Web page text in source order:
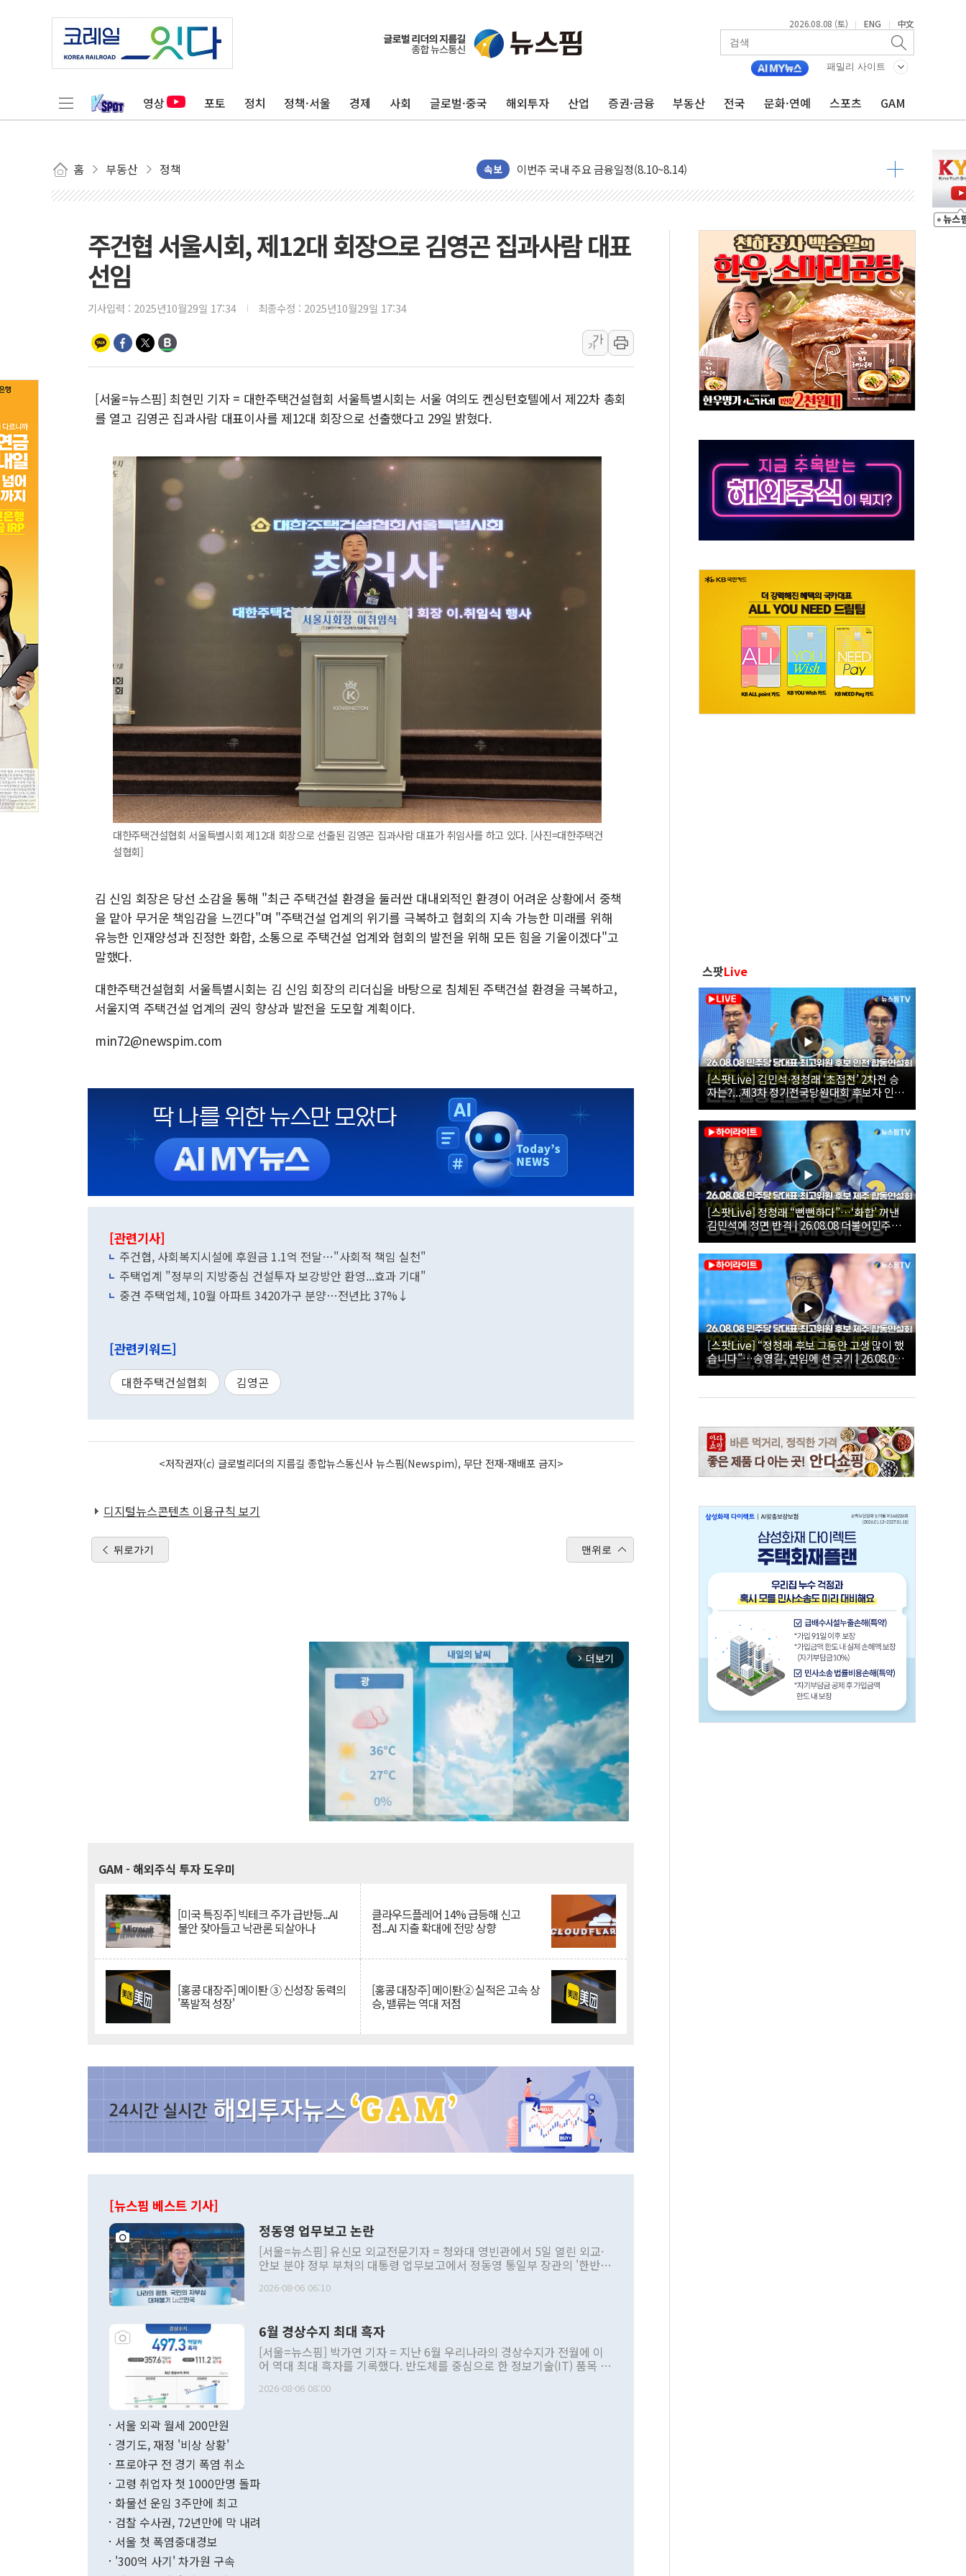
2026.08.08 (토) | ENG | 中文
패밀리 사이트
영상 포토 정치 정책·서울 경제 사회 글로벌·중국 해외투자 산업 증권·금융 부동산 전국 문화·연예 스포츠 GAM
홈 부동산 정책 속보
[속보] 민주, 인천 경선 결과 발표...김민석 45.09% 정청래 43.27% 송영길 11.63%
[속보] 민주, 제주 경선 결과 발표...김민석 52.64% 정청래 39.89% 송영길 7.47%
美, 이란전 출구전략 만지작…공습 한계·탄약 부족 현실화
강릉·동해·삼척 시간당 최대 50㎜ 폭우…강원 동해안 강한 비 이어져
서울 중랑구 주택가서 흉기 난동…60대 남성 2명 숨져
李대통령 "결혼 때문에 손해 보는 일 없게"…'결혼 페널티' 22개 과제 손본다
여수 오동도 인근 해상서 모터보트 전복…1명 사망·1명 실종
추미애, '위안부' 피해자 기림의 날 참석..."국제적 시민 연대로 목소리 내야"
인천 선재도 갯벌서 해루질 중 실종 60대 나흘만에 숨진 채 발견
인천서 말다툼 중 어머니 흉기 살해 10대 아들 체포
'화합' 꺼낸 김민석에 '뻔뻔' 받아친 정청래…제주 연설서 신경전 고조
李대통령, ISA 개편 재검토 지시…與 "적극 환영"·野 "졸속 국정"
동해중부 전 해상 풍랑주의보…10일까지 최대 3.5m 높은 물결
인제 용대리 계곡서 수위 상승으로 피서객 7명 고립…전원 구조
동해시, 11~14일 '별똥별 멍' 운영…페르세우스 유성우 관측
강원 중·남부 동해안 시간당 50mm 이상 폭우…호우경보 발효
주건협 서울시회, 제12대 회장으로 김영곤 집과사람 대표
선임
기사입력 : 2025년10월29일 17:34 최종수정 : 2025년10월29일 17:34
가
가
[서울=뉴스핌] 최현민 기자 = 대한주택건설협회 서울특별시회는 서울 여의도 켄싱턴호텔에서 제22차 총회
를 열고 김영곤 집과사람 대표이사를 제12대 회장으로 선출했다고 29일 밝혔다.
대한주택건설협회 서울특별시회 제12대 회장으로 선출된 김영곤 집과사람 대표가 취임사를 하고 있다. [사진=대한주택건
설협회]
김 신임 회장은 당선 소감을 통해 "최근 주택건설 환경을 둘러싼 대내외적인 환경이 어려운 상황에서 중책
을 맡아 무거운 책임감을 느낀다"며 "주택건설 업계의 위기를 극복하고 협회의 지속 가능한 미래를 위해
유능한 인재양성과 진정한 화합, 소통으로 주택건설 업계와 협회의 발전을 위해 모든 힘을 기울이겠다"고
말했다.
대한주택건설협회 서울특별시회는 김 신임 회장의 리더십을 바탕으로 침체된 주택건설 환경을 극복하고,
서울지역 주택건설 업계의 권익 향상과 발전을 도모할 계획이다.
min72@newspim.com
[관련기사]
주건협, 사회복지시설에 후원금 1.1억 전달…"사회적 책임 실천"
주택업계 "정부의 지방중심 건설투자 보강방안 환영...효과 기대"
중견 주택업체, 10월 아파트 3420가구 분양…전년比 37%↓
[관련키워드]
대한주택건설협회 김영곤
<저작권자(c) 글로벌리더의 지름길 종합뉴스통신사 뉴스핌(Newspim), 무단 전재-재배포 금지>
디지털뉴스콘텐츠 이용규칙 보기
뒤로가기 맨위로
arrow_forward_ios 더보기
GAM - 해외주식 투자 도우미
[미국 특징주] 빅테크 주가 급반등...AI
불안 잦아들고 낙관론 되살아나
클라우드플레어 14% 급등해 신고
점...AI 지출 확대에 전망 상향
[홍콩 대장주] 메이퇀 ③ 신성장 동력의
'폭발적 성장'
[홍콩 대장주] 메이퇀② 실적은 고속 상
승, 밸류는 역대 저점
[뉴스핌 베스트 기사]
정동영 업무보고 논란
[서울=뉴스핌] 유신모 외교전문기자 = 청와대 영빈관에서 5일 열린 외교·
안보 분야 정부 부처의 대통령 업무보고에서 정동영 통일부 장관의 '한반도
발언 중에는 정부 내 조율을 거치지 않은 사안을 정책으로 추진하겠다고 공
주의적 희망에 근거한 비현실적 구상'이라는 비판을 내놨다. 그동안 정 장
관의 대북 정책 관련 발언이 물의를 빚은 적은 여러 번 있지만 대통령과 유
관 부처 장관이 공개적으로 부정적 입장을 표명한 것은 이례적이다. 정 장
관의 무리한 대북 접근법과 월권을 제어해야 한다는 목소리도 높아지고 있
다. [정동영 통일부 장관이 지난달 23일 오후 서울 종로구 정부서울청사에
무너졌다고도 했다. 또 "현 시점에서 흘러간 선(先)비핵화만 되뇌는 것은
함께 4자 대화의 동력을 확보하기 위해 최선을 다할 것"이라고 말했다. 하
2026-08-06 06:10
6월 경상수지 최대 흑자
[서울=뉴스핌] 박가연 기자 = 지난 6월 우리나라의 경상수지가 전월에 이
어 역대 최대 흑자를 기록했다. 반도체를 중심으로 한 정보기술(IT) 품목 수
료=한국은행] 한국은행이 6일 발표한 '2026년 6월 국제수지(잠정)'에 따르
며 월간 기준 처음으로 1000억달러를 넘어섰다. 상품수입은 644억8000만
196.9% 급증했고 컴퓨터·주변기기(SSD)는 282.7% 증가했다. IT 품목
수출은 160.4% 늘었으며 비IT 품목도 ▲석유제품(47.5%) ▲화공품
2026-08-06 08:00
서울 외곽 월세 200만원
경기도, 재정 '비상 상황'
프로야구 전 경기 폭염 취소
고령 취업자 첫 1000만명 돌파
화물선 운임 3주만에 최고
검찰 수사권, 72년만에 막 내려
서울 첫 폭염중대경보
'300억 사기' 차가원 구속
스팟Live
[스팟Live] 김민석·정청래 ‘초접전’ 2차전 승
자는?...제3차 정기전국당원대회 후보자 인천
합동연설회 생중계 | 26.08.08
[스팟Live] 정청래 “뻔뻔하다”…‘화합’ 꺼낸
김민석에 정면 반격 | 26.08.08 더불어민주당
당대표·최고위원 후보 제주 합동연설회
[스팟Live] “정청래 후보 그동안 고생 많이 했
습니다”…송영길, 연임에 선 긋기 | 26.08.08
더불어민주당 당대표·최고위원 후보 제주 합